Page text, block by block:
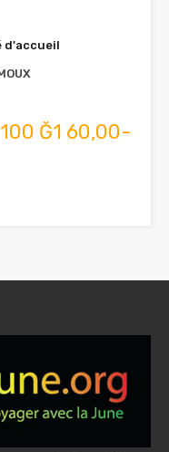
d'accueil
Ğ1 60,00-